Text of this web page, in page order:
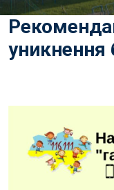
уникнення